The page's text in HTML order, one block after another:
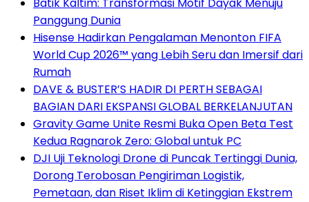
Batik Kaltim: Transformasi Motif Dayak Menuju
Panggung Dunia
Hisense Hadirkan Pengalaman Menonton FIFA
World Cup 2026™ yang Lebih Seru dan Imersif dari
Rumah
DAVE & BUSTER’S HADIR DI PERTH SEBAGAI
BAGIAN DARI EKSPANSI GLOBAL BERKELANJUTAN
Gravity Game Unite Resmi Buka Open Beta Test
Kedua Ragnarok Zero: Global untuk PC
DJI Uji Teknologi Drone di Puncak Tertinggi Dunia,
Dorong Terobosan Pengiriman Logistik,
Pemetaan, dan Riset Iklim di Ketinggian Ekstrem